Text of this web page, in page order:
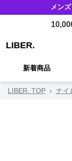
メン
LIBER.
新着商品
LIBER. TOP › ナイ